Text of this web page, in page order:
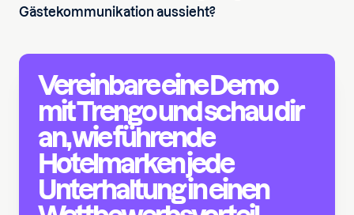
Gästekommunikation aussieht?
Vereinbare eine Demo
mit Trengo und schau dir
an, wie führende
Hotelmarken jede
Unterhaltung in einen